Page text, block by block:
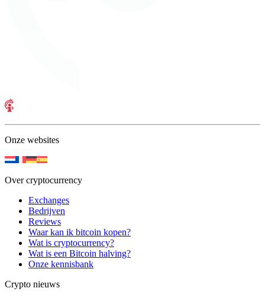
Onze websites
Over cryptocurrency
Exchanges
Bedrijven
Reviews
Waar kan ik bitcoin kopen?
Wat is cryptocurrency?
Wat is een Bitcoin halving?
Onze kennisbank
Crypto nieuws